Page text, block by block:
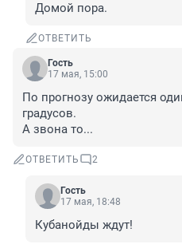
Домой пора.
ОТВЕТИТЬ
Гость
17 мая, 15:00
По прогнозу ожидается
градусов.
А звона то...
ОТВЕТИТЬ 2
Гость
17 мая, 18:48
Кубанойды ждут!